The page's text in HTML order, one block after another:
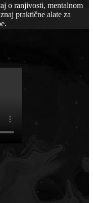
o ranjivosti, mentalnom
praktične alate za